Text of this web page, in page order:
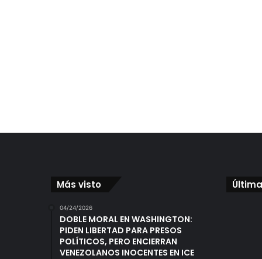
Más visto
04/24/2026
DOBLE MORAL EN WASHINGTON:
PIDEN LIBERTAD PARA PRESOS
POLÍTICOS, PERO ENCIERRAN
VENEZOLANOS INOCENTES EN ICE